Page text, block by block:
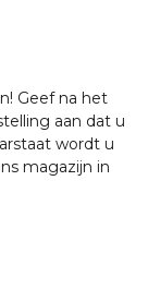
Geef na het
aan dat u
wordt u
magazijn in